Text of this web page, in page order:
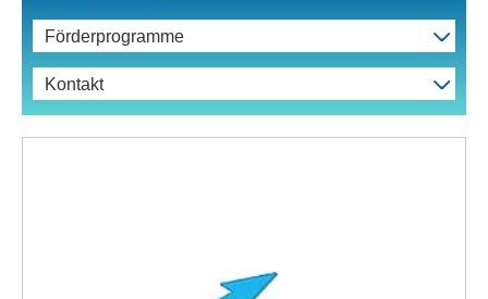
Förderprogramme
Kontakt